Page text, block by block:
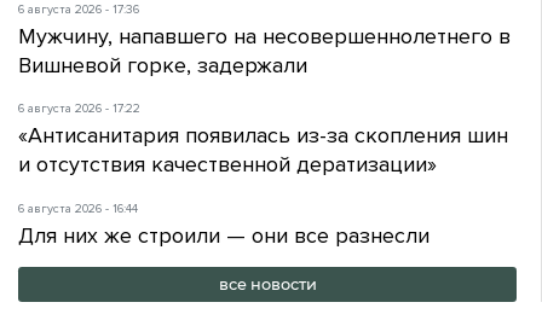
6 августа 2026 - 17:36
Мужчину, напавшего на несовершеннолетнего в
Вишневой горке, задержали
6 августа 2026 - 17:22
«Антисанитария появилась из-за скопления шин
и отсутствия качественной дератизации»
6 августа 2026 - 16:44
Для них же строили — они все разнесли
все новости